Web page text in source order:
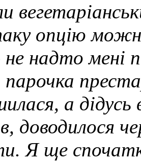
опцію
не надто мені
парочка
а дідусь
доводилося
Я ще